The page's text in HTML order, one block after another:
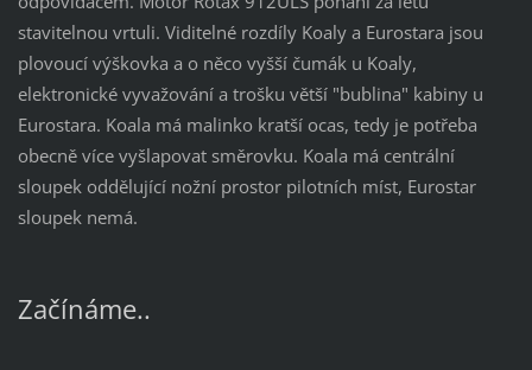
stavitelnou vrtuli. Viditelné rozdíly Koaly a Eurostara jsou
plovoucí výškovka a o něco vyšší čumák u Koaly,
elektronické vyvažování a trošku větší "bublina" kabiny u
Eurostara. Koala má malinko kratší ocas, tedy je potřeba
obecně více vyšlapovat směrovku. Koala má centrální
sloupek oddělující nožní prostor pilotních míst, Eurostar
sloupek nemá.
Začínáme..